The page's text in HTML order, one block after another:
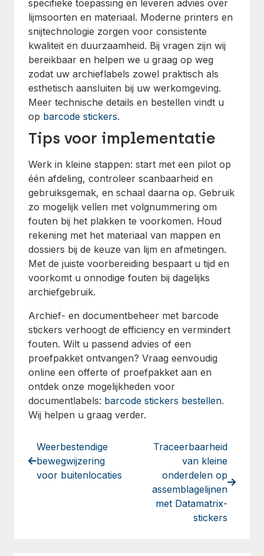
specifieke toepassing en leveren advies over
lijmsoorten en materiaal. Moderne printers en
snijtechnologie zorgen voor consistente
kwaliteit en duurzaamheid. Bij vragen zijn wij
bereikbaar en helpen we u graag op weg
zodat uw archieflabels zowel praktisch als
esthetisch aansluiten bij uw werkomgeving.
Meer technische details en bestellen vindt u
op barcode stickers.
Tips voor implementatie
Werk in kleine stappen: start met een pilot op
één afdeling, controleer scanbaarheid en
gebruiksgemak, en schaal daarna op. Gebruik
zo mogelijk vellen met volgnummering om
fouten bij het plakken te voorkomen. Houd
rekening met het materiaal van mappen en
dossiers bij de keuze van lijm en afmetingen.
Met de juiste voorbereiding bespaart u tijd en
voorkomt u onnodige fouten bij dagelijks
archiefgebruik.
Archief- en documentbeheer met barcode
stickers verhoogt de efficiency en vermindert
fouten. Wilt u passend advies of een
proefpakket ontvangen? Vraag eenvoudig
online een offerte of proefpakket aan en
ontdek onze mogelijkheden voor
documentlabels: barcode stickers bestellen.
Wij helpen u graag verder.
Weerbestendige
bewegwijzering
voor buitenlocaties
Traceerbaarheid
van kleine
onderdelen op
assemblagelijnen
met Datamatrix-
stickers